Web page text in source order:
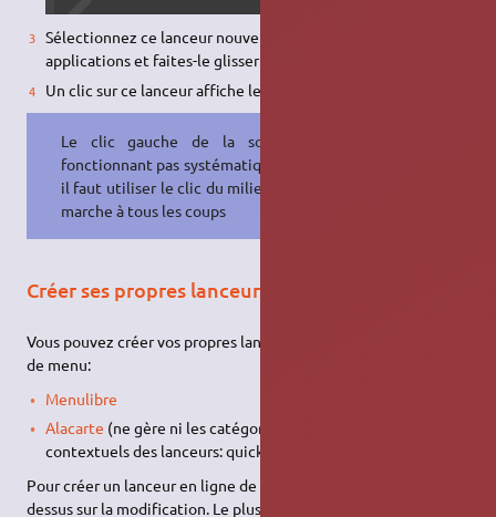
Sélectionnez ce lanceur nouvellement créé dans la liste des
applications et faites-le glisser dans le launcher,
Un clic sur ce lanceur affiche les fenêtres actives
Le clic gauche de la souris ne
fonctionnant pas systématiquement,
il faut utiliser le clic du milieu qui lui
marche à tous les coups
Créer ses propres lanceurs
Vous pouvez créer vos propres lanceurs en utilisant un éditeur
de menu:
Menulibre
Alacarte (ne gère ni les catégories d'Unity, ni les menus
contextuels des lanceurs: quicklists)
Pour créer un lanceur en ligne de commande, cf. paragraphe ci-
dessus sur la modification. Le plus simple est de copier, de